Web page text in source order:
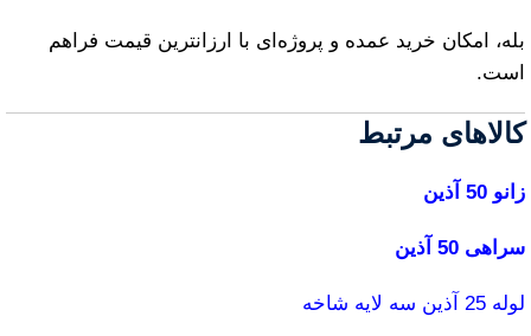
بله، امکان خرید عمده و پروژه‌ای با ارزانترین قیمت فراهم
است.
کالاهای مرتبط
زانو 50 آذین
سراهی 50 آذین
لوله 25 آذین سه لایه شاخه